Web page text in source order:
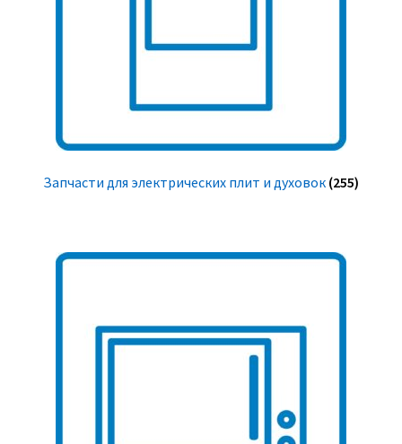
Запчасти для электрических плит и духовок (255)